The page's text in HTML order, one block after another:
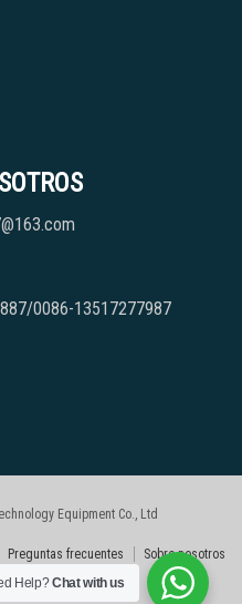
0086-13517277987
Equipment Co., Ltd
Preguntas frecuentes Sobre nosotros
nosotros
Help?Chat with us